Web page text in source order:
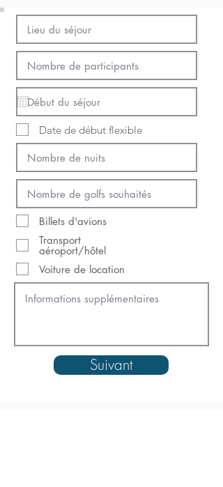
Date de début flexible
Billets d'avions
Transport
aéroport/hôtel
Voiture de location
Suivant